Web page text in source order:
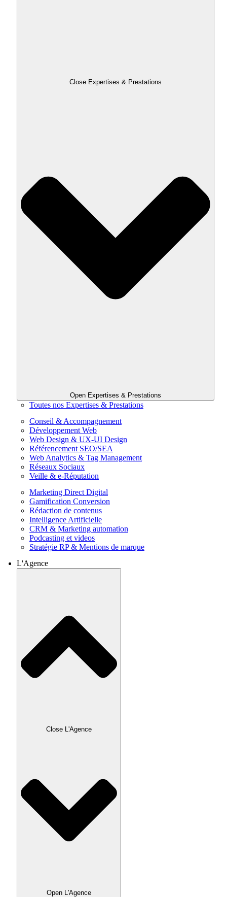
Close Expertises & Prestations
Open Expertises & Prestations
Toutes nos Expertises & Prestations
Conseil & Accompagnement
Développement Web
Web Design & UX-UI Design
Référencement SEO/SEA
Web Analytics & Tag Management
Réseaux Sociaux
Veille & e-Réputation
Marketing Direct Digital
Gamification Conversion
Rédaction de contenus
Intelligence Artificielle
CRM & Marketing automation
Podcasting et videos
Stratégie RP & Mentions de marque
L'Agence
Close L'Agence
Open L'Agence